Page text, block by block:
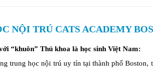
NỘI TRÚ CATS ACADEMY
“khuôn” Thủ khoa là học sinh Việt Nam:
trung học nội trú uy tín tại thành phố Boston,